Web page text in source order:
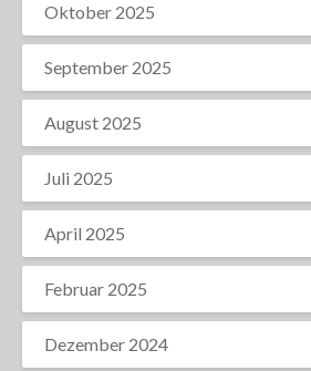
Oktober 2025
September 2025
August 2025
Juli 2025
April 2025
Februar 2025
Dezember 2024